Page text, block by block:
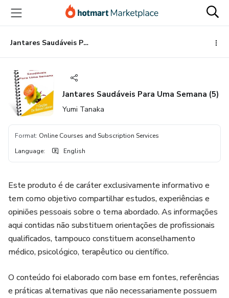
main
content
Jantares Saudáveis Para Uma Semana (5)
Jantares Saudáveis Para Uma Semana (5)
Yumi Tanaka
Format: Online Courses and Subscription Services
Language: English
Este produto é de caráter exclusivamente informativo e
tem como objetivo compartilhar estudos, experiências e
opiniões pessoais sobre o tema abordado. As informações
aqui contidas não substituem orientações de profissionais
qualificados, tampouco constituem aconselhamento
médico, psicológico, terapêutico ou científico.
O conteúdo foi elaborado com base em fontes, referências
e práticas alternativas que não necessariamente possuem